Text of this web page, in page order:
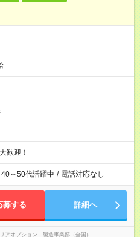
歓迎！
40～50代活躍中 / 電話対応なし
募する 詳細へ
アオプション 製造事業部（全国）